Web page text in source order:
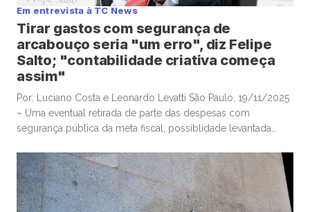
Em entrevista à TC News
Tirar gastos com segurança de
arcabouço seria "um erro", diz Felipe
Salto; "contabilidade criativa começa
assim"
Por: Luciano Costa e Leonardo Levatti São Paulo, 19/11/2025
– Uma eventual retirada de parte das despesas com
segurança pública da meta fiscal, possiblidade levantada
semana, seria “um erro”, e “desastrosa”, alertou o
economista-chefe e sócio da Warren Investimentos, Felipe
Salto, em participação na TC News. Lewandowski ventilou […]